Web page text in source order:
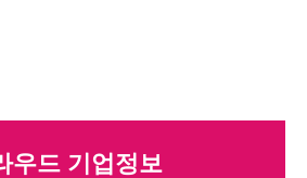
우드 기업정보